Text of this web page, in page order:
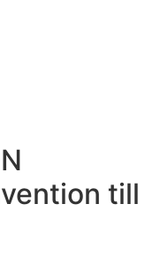
till